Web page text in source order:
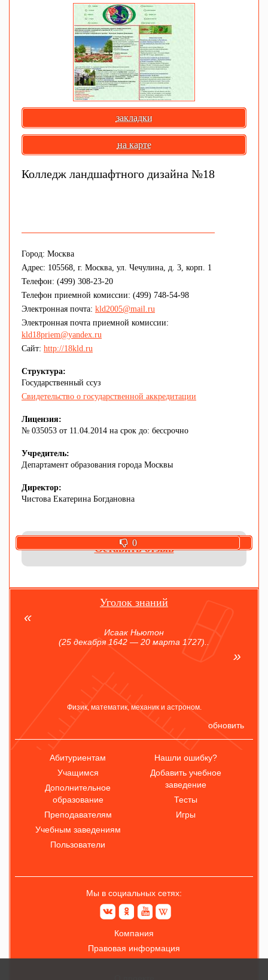
закладки
на карте
Колледж ландшафтного дизайна №18
Город: Москва
Адрес: 105568, г. Москва, ул. Чечулина, д. 3, корп. 1
Телефон: (499) 308-23-20
Телефон приемной комиссии: (499) 748-54-98
Электронная почта: kld2005@mail.ru
Электронная почта приемной комиссии:
kld18priem@yandex.ru
Сайт: http://18kld.ru
Структура:
Государственный ссуз
Свидетельство о государственной аккредитации
Лицензия:
№ 035053 от 11.04.2014 на срок до: бессрочно
Учредитель:
Департамент образования города Москвы
Директор:
Чистова Екатерина Богдановна
Оставить отзыв
0
Уголок знаний
Исаак Ньютон
(25 декабря 1642 — 20 марта 1727)..
Физик, математик, механик и астроном.
обновить
Абитуриентам
Учащимся
Дополнительное
образование
Преподавателям
Учебным заведениям
Пользователи
Нашли ошибку?
Добавить учебное
заведение
Тесты
Игры
Мы в социальных сетях:
Компания
Правовая информация